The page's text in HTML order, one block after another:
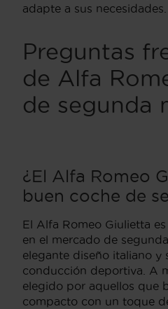
adapte a sus necesidades.
Preguntas
de Alfa
de segunda
¿El Alfa Romeo
buen coche de
El Alfa Romeo Giulietta
en el mercado de
elegante diseño italiano y
conducción deportiva. A
elegido por aquellos que
compacto con un toque